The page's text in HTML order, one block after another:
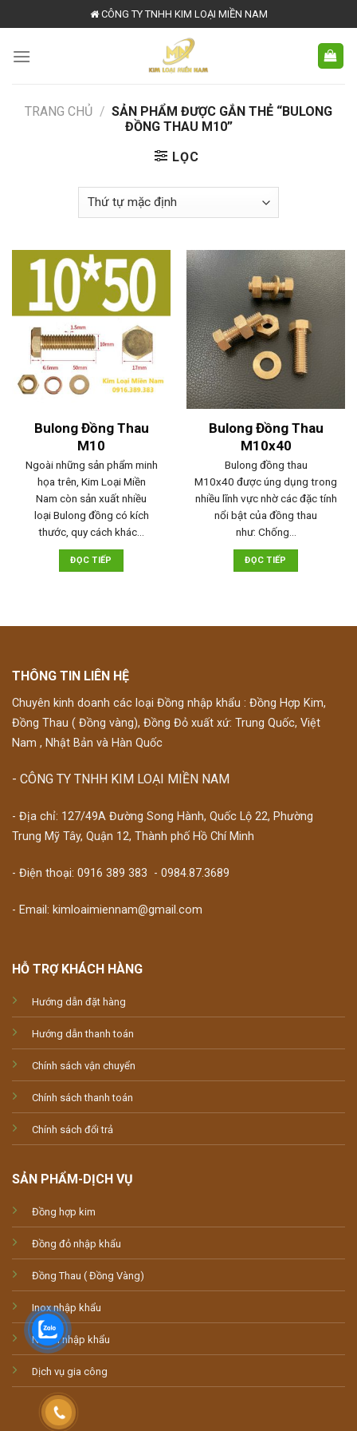
to
content
CÔNG TY TNHH KIM LOẠI MIỀN NAM
TRANG CHỦ / SẢN PHẨM ĐƯỢC GẮN THẺ “BULONG
ĐỒNG THAU M10”
LỌC
Bulong Đồng Thau
M10
Ngoài những sản phẩm minh
họa trên, Kim Loại Miền
Nam còn sản xuất nhiều
loại Bulong đồng có kích
thước, quy cách khác…
ĐỌC TIẾP
Bulong Đồng Thau
M10x40
Bulong đồng thau
M10x40 được úng dụng trong
nhiều lĩnh vực nhờ các đặc tính
nổi bật của đồng thau
như: Chống…
ĐỌC TIẾP
THÔNG TIN LIÊN HỆ
Chuyên kinh doanh các loại Đồng nhập khẩu : Đồng Hợp Kim,
Đồng Thau ( Đồng vàng), Đồng Đỏ xuất xứ: Trung Quốc, Việt
Nam , Nhật Bản và Hàn Quốc
- CÔNG TY TNHH KIM LOẠI MIỀN NAM
- Địa chỉ: 127/49A Đường Song Hành, Quốc Lộ 22, Phường
Trung Mỹ Tây, Quận 12, Thành phố Hồ Chí Minh
- Điện thoại: 0916 389 383 - 0984.87.3689
- Email: kimloaimiennam@gmail.com
HỖ TRỢ KHÁCH HÀNG
Hướng dẫn đặt hàng
Hướng dẫn thanh toán
Chính sách vận chuyển
Chính sách thanh toán
Chính sách đổi trả
SẢN PHẨM-DỊCH VỤ
Đồng hợp kim
Đồng đỏ nhập khẩu
Đồng Thau ( Đồng Vàng)
Inox nhập khẩu
Nhôm nhập khẩu
Dịch vụ gia công